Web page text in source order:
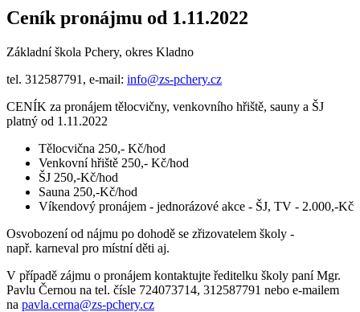
Ceník pronájmu od 1.11.2022
Základní škola Pchery, okres Kladno
tel. 312587791, e-mail: info@zs-pchery.cz
CENÍK za pronájem tělocvičny, venkovního hřiště, sauny a ŠJ
platný od 1.11.2022
Tělocvična 250,- Kč/hod
Venkovní hřiště 250,- Kč/hod
ŠJ 250,-Kč/hod
Sauna 250,-Kč/hod
Víkendový pronájem - jednorázové akce - ŠJ, TV - 2.000,-Kč
Osvobození od nájmu po dohodě se zřizovatelem školy -
např. karneval pro místní děti aj.
V případě zájmu o pronájem kontaktujte ředitelku školy paní Mgr.
Pavlu Černou na tel. čísle 724073714, 312587791 nebo e-mailem
na pavla.cerna@zs-pchery.cz